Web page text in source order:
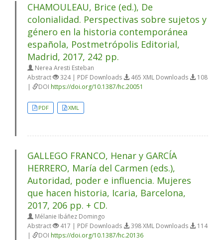
CHAMOULEAU, Brice (ed.), De
colonialidad. Perspectivas sobre sujetos y
género en la historia contemporánea
española, Postmetrópolis Editorial,
Madrid, 2017, 242 pp.
Nerea Aresti Esteban
Abstract
324 | PDF Downloads 465 XML Downloads
108
|
DOI https://doi.org/10.1387/hc.20051
PDF XML
GALLEGO FRANCO, Henar y GARCÍA
HERRERO, María del Carmen (eds.),
Autoridad, poder e influencia. Mujeres
que hacen historia, Icaria, Barcelona,
2017, 206 pp. + CD.
Mélanie Ibáñez Domingo
Abstract
417 | PDF Downloads 398 XML Downloads
114
|
DOI https://doi.org/10.1387/hc.20136